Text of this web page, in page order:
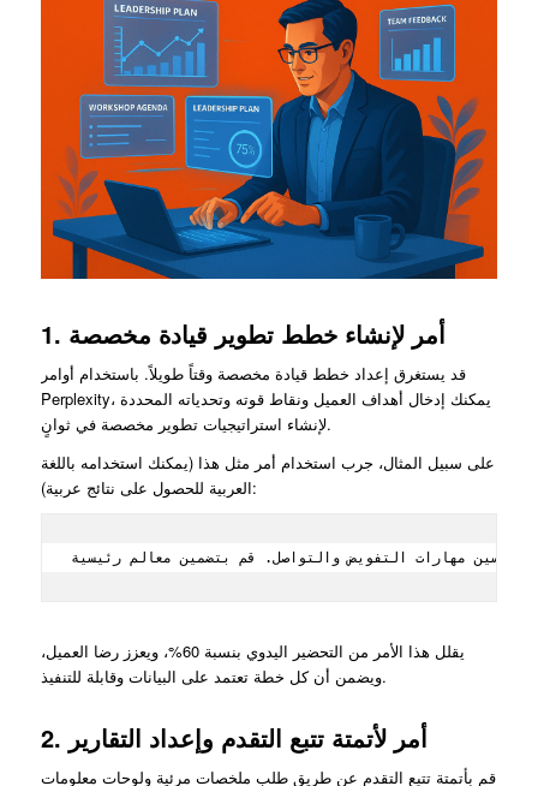
1. أمر لإنشاء خطط تطوير قيادة مخصصة
قد يستغرق إعداد خطط قيادة مخصصة وقتاً طويلاً. باستخدام أوامر
Perplexity، يمكنك إدخال أهداف العميل ونقاط قوته وتحدياته المحددة
لإنشاء استراتيجيات تطوير مخصصة في ثوانٍ.
على سبيل المثال، جرب استخدام أمر مثل هذا (يمكنك استخدامه باللغة
العربية للحصول على نتائج عربية):
يقلل هذا الأمر من التحضير اليدوي بنسبة 60%، ويعزز رضا العميل،
ويضمن أن كل خطة تعتمد على البيانات وقابلة للتنفيذ.
2. أمر لأتمتة تتبع التقدم وإعداد التقارير
قم بأتمتة تتبع التقدم عن طريق طلب ملخصات مرئية ولوحات معلومات